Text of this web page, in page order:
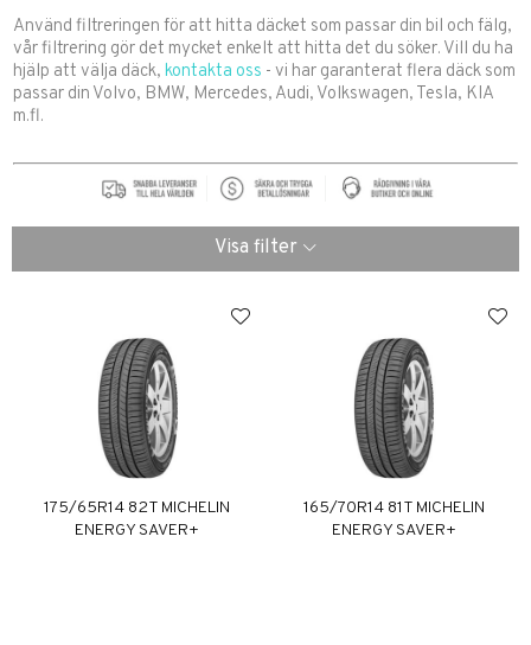
Använd filtreringen för att hitta däcket som passar din bil och fälg,
vår filtrering gör det mycket enkelt att hitta det du söker. Vill du ha
hjälp att välja däck, kontakta oss - vi har garanterat flera däck som
passar din Volvo, BMW, Mercedes, Audi, Volkswagen, Tesla, KIA
m.fl.
Visa filter
175/65R14 82T MICHELIN
ENERGY SAVER+
165/70R14 81T MICHELIN
ENERGY SAVER+